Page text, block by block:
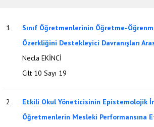
1
Sınıf Öğretmenlerinin Öğretme-
Özerkliğini Destekleyici Davranışları
Necla EKİNCİ
Cilt 10 Sayı 19
2
Etkili Okul Yöneticisinin Epistemolojik
Öğretmenlerin Mesleki Performansına